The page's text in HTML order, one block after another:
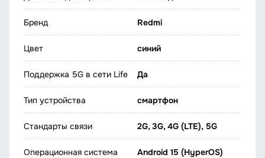
Бренд Redmi
Цвет синий
Поддержка 5G в сети Life Да
Тип устройства смартфон
Стандарты связи 2G, 3G, 4G (LTE), 5G
Операционная система Android 15 (HyperOS)